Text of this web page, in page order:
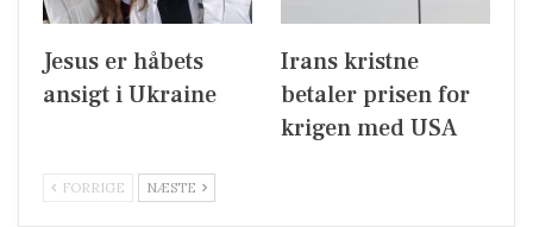
Jesus er håbets
ansigt i Ukraine
Irans kristne
betaler prisen for
krigen med USA
FORRIGE NÆSTE